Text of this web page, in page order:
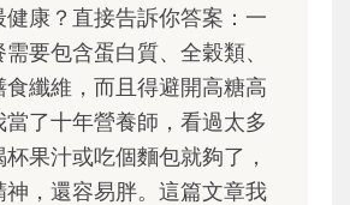
康？直接告訴你答案：一
要包含蛋白質、全穀類、
纖維，而且得避開高糖高
當了十年營養師，看過太多
杯果汁或吃個麵包就夠了，
神，還容易胖。這篇文章我